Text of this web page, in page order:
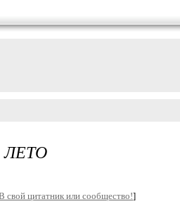
свой цитатник или сообщество!]